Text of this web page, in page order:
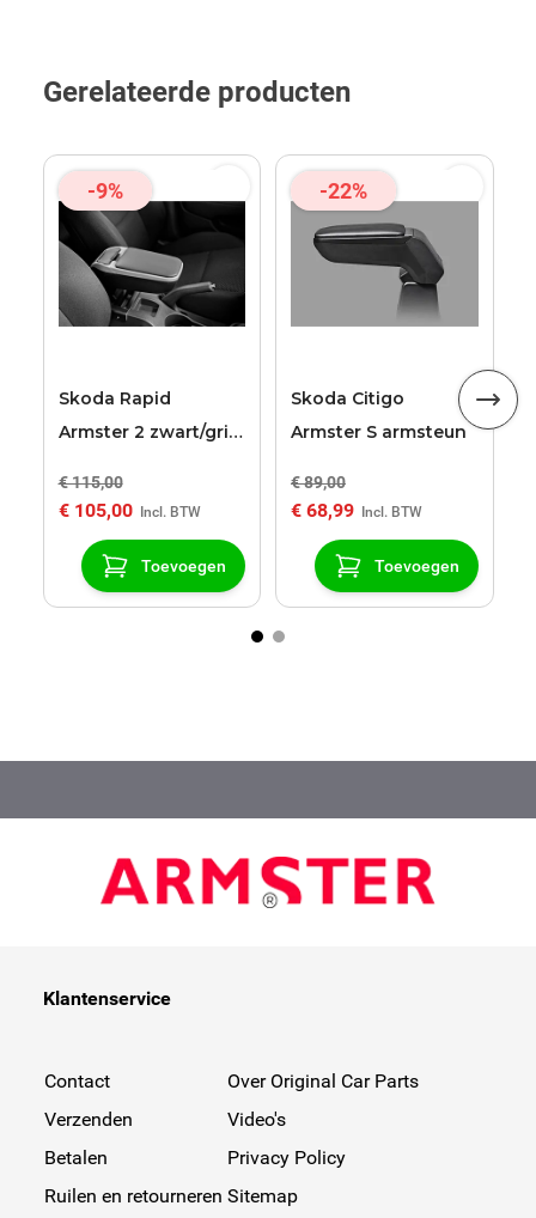
Gerelateerde producten
-9%
Skoda Rapid
Armster 2 zwart/grijs
€ 115,00
€ 105,00
Toevoegen
-22%
Skoda Citigo
Armster S armsteun
€ 89,00
€ 68,99
Toevoegen
Klantenservice
Contact
Verzenden
Betalen
Ruilen en retourneren
Over Original Car Parts
Video's
Privacy Policy
Sitemap